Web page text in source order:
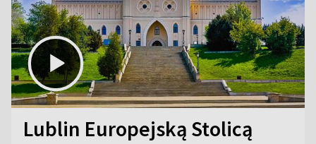
Lublin Europejską Stolicą